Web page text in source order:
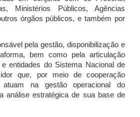
Ministérios Públicos, Agências
órgãos públicos, e também por
pela gestão, disponibilização e
bem como pela articulação
entidades do Sistema Nacional de
que, por meio de cooperação
atuam na gestão operacional do
análise estratégica de sua base de